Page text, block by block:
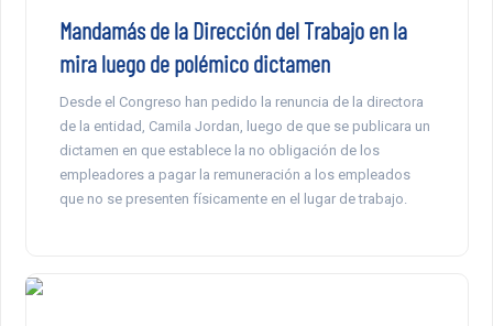
Mandamás de la Dirección del Trabajo en la
mira luego de polémico dictamen
Desde el Congreso han pedido la renuncia de la directora
de la entidad, Camila Jordan, luego de que se publicara un
dictamen en que establece la no obligación de los
empleadores a pagar la remuneración a los empleados
que no se presenten físicamente en el lugar de trabajo.